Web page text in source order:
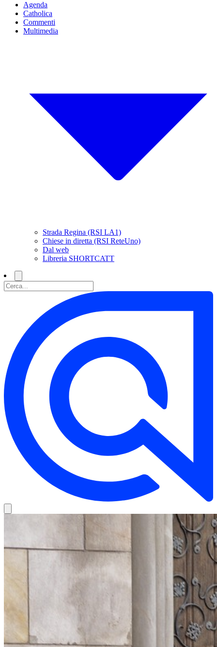
Agenda
Catholica
Commenti
Multimedia
Strada Regina (RSI LA1)
Chiese in diretta (RSI ReteUno)
Dal web
Libreria SHORTCATT